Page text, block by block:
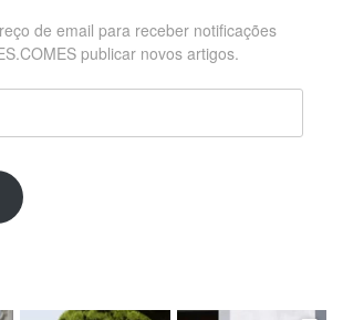
de email para receber notificações
publicar novos artigos.